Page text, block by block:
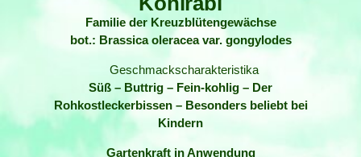
Familie der Kreuzblütengewächse
bot.: Brassica oleracea var. gongylodes
Geschmackscharakteristika
Süß – Buttrig – Fein-kohlig – Der
Rohkostleckerbissen – Besonders beliebt bei
Kindern
Gartenkraft in Anwendung